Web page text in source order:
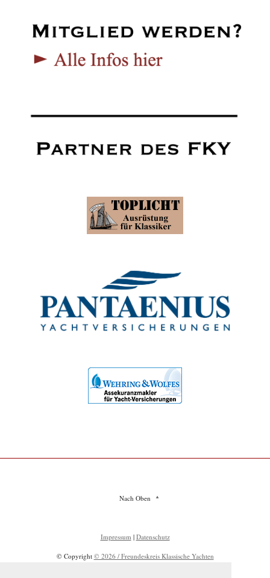
Nach Oben
Impressum | Datenschutz
© Copyright © 2026 / Freundeskreis Klassische Yachten